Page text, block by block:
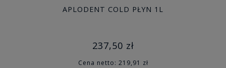
APLODENT COLD PŁYN 1L
237,50 zł
Cena netto: 219,91 zł